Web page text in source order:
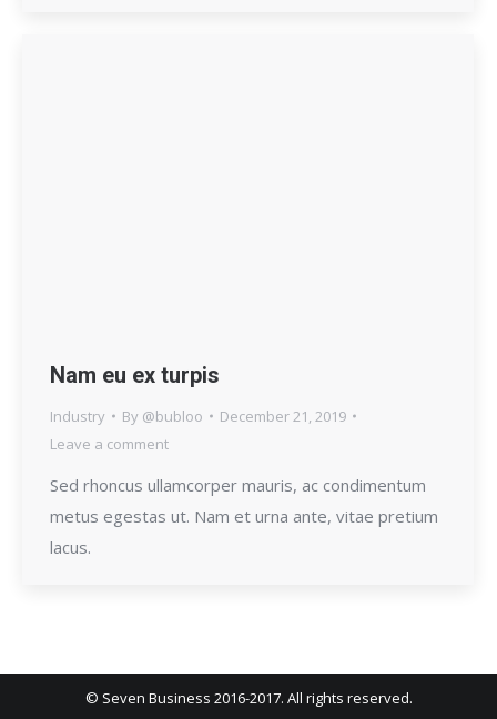
Nam eu ex turpis
Industry By @bubloo
December 21, 2019
Leave a comment
Sed rhoncus ullamcorper mauris, ac condimentum
metus egestas ut. Nam et urna ante, vitae pretium
lacus.
© Seven Business 2016-2017. All rights reserved.